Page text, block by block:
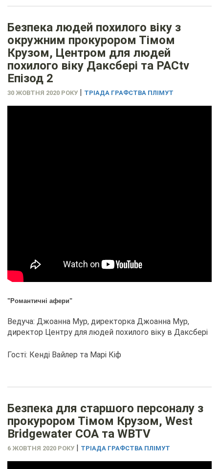
Безпека людей похилого віку з
окружним прокурором Тімом
Крузом, Центром для людей
похилого віку Даксбері та PACtv
Епізод 2
30 ЖОВТНЯ 2020 РОКУ | ТРІАДА ГРАФСТВА ПЛІМУТ
"Романтичні афери"
Ведуча: Джоанна Мур, директорка Джоанна Мур,
директор Центру для людей похилого віку в Даксбері
Гості: Кенді Вайлер та Марі Кіф
Безпека для старшого персоналу з
прокурором Тімом Крузом, West
Bridgewater COA та WBTV
6 ЖОВТНЯ 2020 РОКУ | ТРІАДА ГРАФСТВА ПЛІМУТ